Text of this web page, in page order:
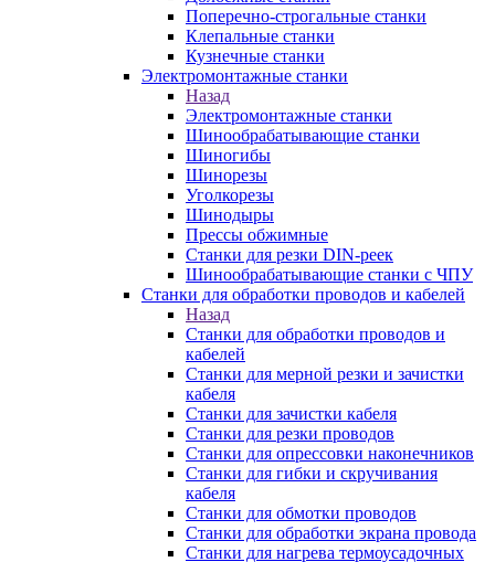
Поперечно-строгальные станки
Клепальные станки
Кузнечные станки
Электромонтажные станки
Назад
Электромонтажные станки
Шинообрабатывающие станки
Шиногибы
Шинорезы
Уголкорезы
Шинодыры
Прессы обжимные
Станки для резки DIN-реек
Шинообрабатывающие станки с ЧПУ
Станки для обработки проводов и кабелей
Назад
Станки для обработки проводов и
кабелей
Станки для мерной резки и зачистки
кабеля
Станки для зачистки кабеля
Станки для резки проводов
Станки для опрессовки наконечников
Станки для гибки и скручивания
кабеля
Станки для обмотки проводов
Станки для обработки экрана провода
Станки для нагрева термоусадочных